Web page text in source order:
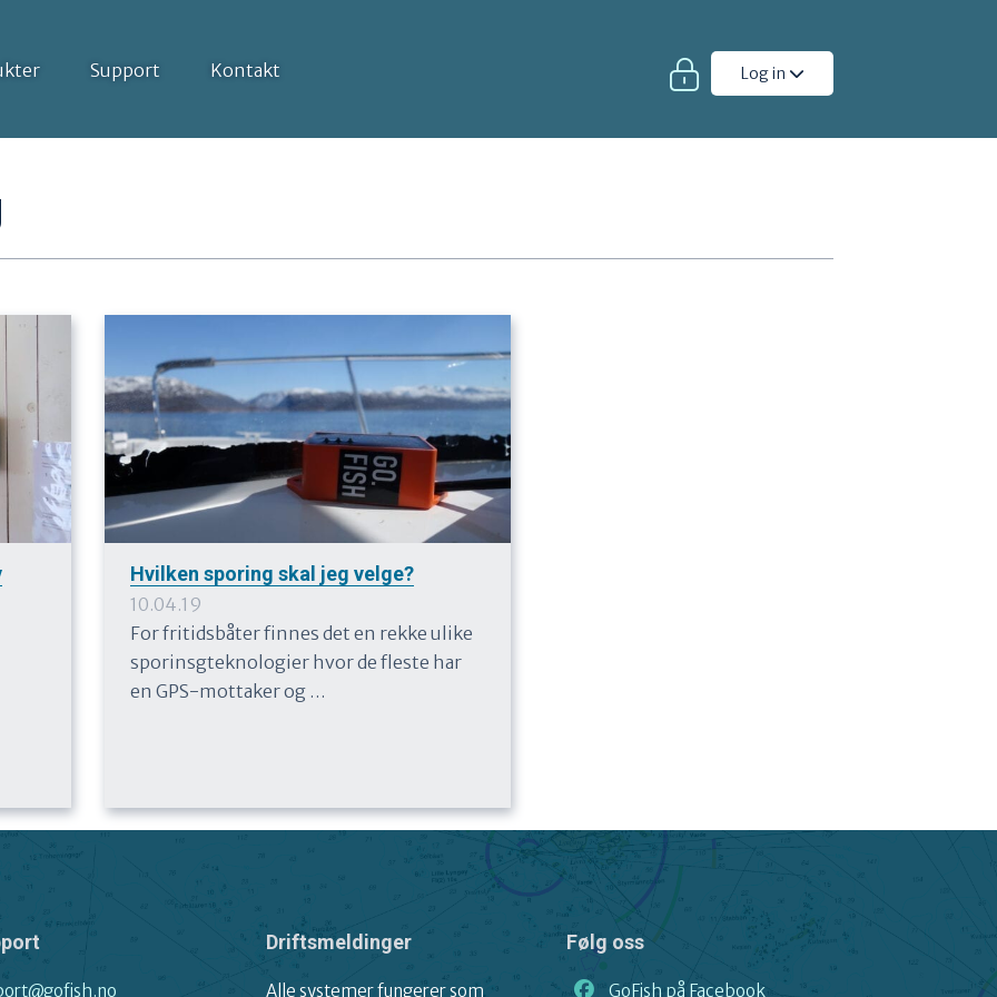
Support Kontakt Log in
Hvilken sporing skal jeg velge?
10.04.19
For fritidsbåter finnes det en rekke ulike
sporinsgteknologier hvor de fleste har
en GPS-mottaker og …
Driftsmeldinger
Alle systemer fungerer som
Følg oss
GoFish på Facebook